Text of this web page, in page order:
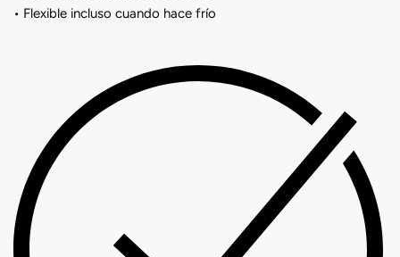
• Flexible incluso cuando hace frío